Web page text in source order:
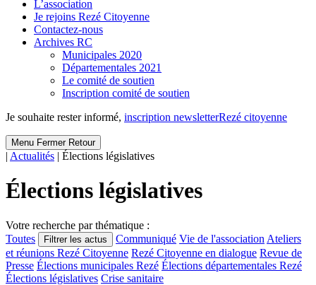
L’association
Je rejoins Rezé Citoyenne
Contactez-nous
Archives RC
Municipales 2020
Départementales 2021
Le comité de soutien
Inscription comité de soutien
Je souhaite rester informé, inscription newsletterRezé citoyenne
Menu Fermer Retour
| Actualités | Élections législatives
Élections législatives
Votre recherche par thématique :
Toutes
Filtrer les actus Communiqué Vie de l'association Ateliers
et réunions Rezé Citoyenne Rezé Citoyenne en dialogue Revue de
Presse Élections municipales Rezé Élections départementales Rezé
Élections législatives Crise sanitaire